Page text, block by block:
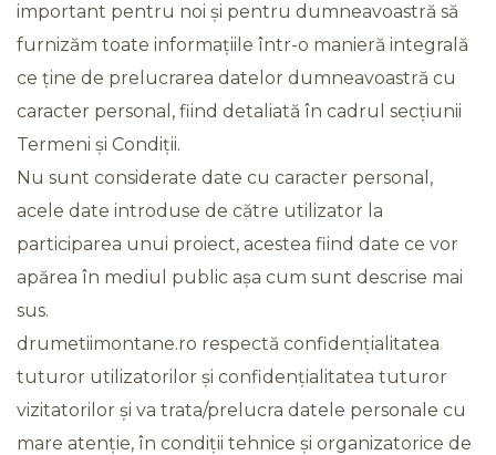
important pentru noi și pentru dumneavoastră să
furnizăm toate informațiile într-o manieră integrală
ce ține de prelucrarea datelor dumneavoastră cu
caracter personal, fiind detaliată în cadrul secțiunii
Termeni și Condiții.
Nu sunt considerate date cu caracter personal,
acele date introduse de către utilizator la
participarea unui proiect, acestea fiind date ce vor
apărea în mediul public așa cum sunt descrise mai
sus.
drumetiimontane.ro respectă confidențialitatea
tuturor utilizatorilor și confidențialitatea tuturor
vizitatorilor și va trata/prelucra datele personale cu
mare atenție, în condiții tehnice și organizatorice de